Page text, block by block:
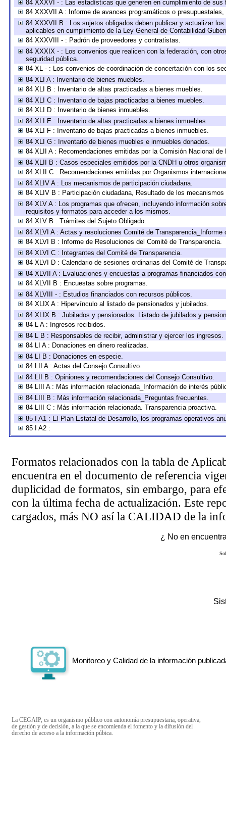
84 XXXVI - : Las estadísticas que generen en cumplimiento de
84 XXXVII A : Informe de avances programáticos o
84 XXXVII B : Los sujetos obligados deben publicar y actualizar
aplicables en cumplimiento de la Ley General de Contabilidad
84 XXXVIII - : Padrón de proveedores y contratistas.
84 XXXIX - : Los convenios que realicen con la federación, con
seguridad pública.
84 XL - : Los convenios de coordinación de concertación con los
84 XLI A : Inventario de bienes muebles.
84 XLI B : Inventario de altas practicadas a bienes muebles.
84 XLI C : Inventario de bajas practicadas a bienes muebles.
84 XLI D : Inventario de bienes inmuebles.
84 XLI E : Inventario de altas practicadas a bienes inmuebles.
84 XLI F : Inventario de bajas practicadas a bienes inmuebles.
84 XLI G : Inventario de bienes muebles e inmuebles donados.
84 XLII A : Recomendaciones emitidas por la Comisión Nacional de
84 XLII B : Casos especiales emitidos por la CNDH u otros
84 XLII C : Recomendaciones emitidas por Organismos
84 XLIV A : Los mecanismos de participación ciudadana.
84 XLIV B : Participación ciudadana, Resultado de los
84 XLV A : Los programas que ofrecen, incluyendo información
requisitos y formatos para acceder a los mismos.
84 XLV B : Trámites del Sujeto Obligado.
84 XLVI A : Actas y resoluciones Comité de
84 XLVI B : Informe de Resoluciones del Comité de Transparencia.
84 XLVI C : Integrantes del Comité de Transparencia.
84 XLVI D : Calendario de sesiones ordinarias del Comité de
84 XLVII A : Evaluaciones y encuestas a programas financiados
84 XLVII B : Encuestas sobre programas.
84 XLVIII - : Estudios financiados con recursos públicos.
84 XLIX A : Hipervínculo al listado de pensionados y jubilados.
84 XLIX B : Jubilados y pensionados. Listado de jubilados y
84 L A : Ingresos recibidos.
84 L B : Responsables de recibir, administrar y ejercer los ingresos.
84 LI A : Donaciones en dinero realizadas.
84 LI B : Donaciones en especie.
84 LII A : Actas del Consejo Consultivo.
84 LII B : Opiniones y recomendaciones del Consejo Consultivo.
84 LIII A : Más información relacionada_Información de interés
84 LIII B : Más información relacionada_Preguntas frecuentes.
84 LIII C : Más información relacionada. Transparencia proactiva.
85 I A1 : El Plan Estatal de Desarrollo, los programas operativos
85 I A2 :
Formatos relacionados con la tabla de
encuentra en el documento de referencia
duplicidad de formatos, sin embargo, para
con la última fecha de actualización. Este
cargados, más NO así la CALIDAD de la
¿ No en
Monitoreo y Calidad de la información
La CEGAIP, es un organismo público con autonomía presupuestaria, operativa,
de gestión y de decisión, a la que se encomienda el fomento y la difusión del
derecho de acceso a la información púbica.